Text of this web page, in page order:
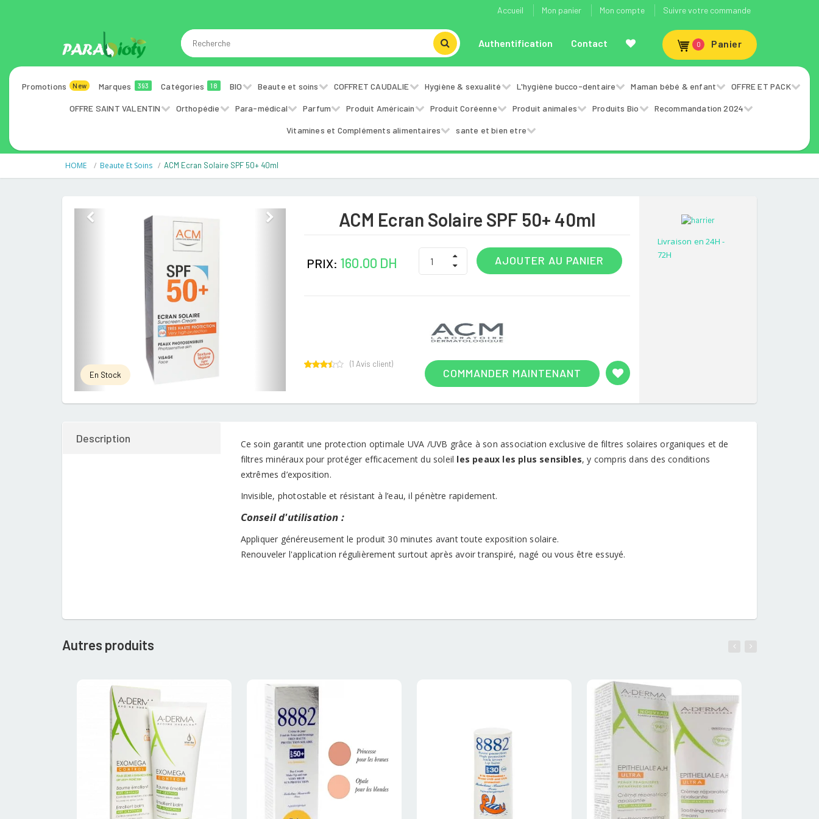
Accueil Mon panier Mon compte Suivre votre commande
Authentification Contact 0 Panier
Promotions New Marques 393 Catégories 18 BIO Beaute et soins COFFRET CAUDALIE Hygiène & sexualité L'hygiène bucco-dentaire Maman bébé & enfant OFFRE ET PACK
OFFRE SAINT VALENTIN Orthopédie Para-médical Parfum Produit Américain Produit Coréenne Produit animales Produits Bio Recommandation 2024
Vitamines et Compléments alimentaires sante et bien etre
HOME Beaute Et Soins ACM Ecran Solaire SPF 50+ 40ml
Previous
En Stock
ACM Ecran Solaire SPF 50+ 40ml
PRIX: 160.00 DH AJOUTER AU PANIER
COMMANDER MAINTENANT
5
(1 Avis client)
Livraison en 24H -
72H
Description
Ce soin garantit une protection optimale UVA /UVB grâce à son association exclusive de filtres solaires organiques et de
filtres minéraux pour protéger efficacement du soleil les peaux les plus sensibles, y compris dans des conditions
extrêmes d’exposition.
Invisible, photostable et résistant à l’eau, il pénètre rapidement.
Conseil d'utilisation :
Appliquer généreusement le produit 30 minutes avant toute exposition solaire.
Renouveler l'application régulièrement surtout après avoir transpiré, nagé ou vous être essuyé.
Autres produits